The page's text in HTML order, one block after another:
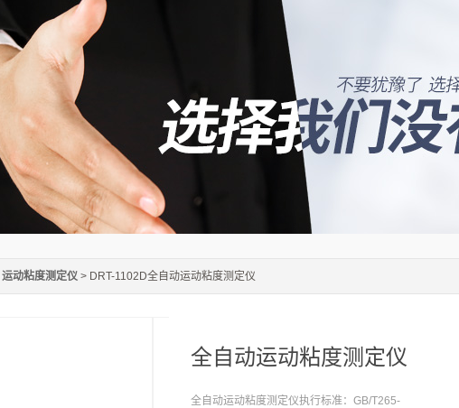
运动粘度测定仪 > DRT-1102D全自动运动粘度测定仪
全自动运动粘度测定仪
全自动运动粘度测定仪执行标准：GB/T265-